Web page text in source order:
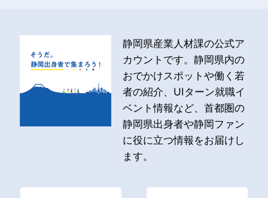
静岡県産業人材課の公式ア
カウントです。静岡県内の
おでかけスポットや働く若
者の紹介、UIターン就職イ
ベント情報など、首都圏の
静岡県出身者や静岡ファン
に役に立つ情報をお届けし
ます。